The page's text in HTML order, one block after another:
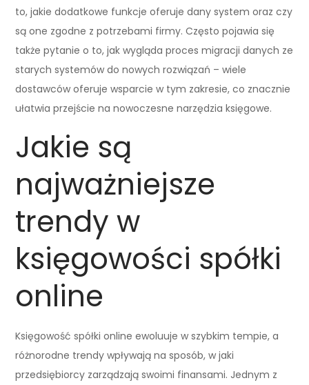
to, jakie dodatkowe funkcje oferuje dany system oraz czy
są one zgodne z potrzebami firmy. Często pojawia się
także pytanie o to, jak wygląda proces migracji danych ze
starych systemów do nowych rozwiązań – wiele
dostawców oferuje wsparcie w tym zakresie, co znacznie
ułatwia przejście na nowoczesne narzędzia księgowe.
Jakie są
najważniejsze
trendy w
księgowości spółki
online
Księgowość spółki online ewoluuje w szybkim tempie, a
różnorodne trendy wpływają na sposób, w jaki
przedsiębiorcy zarządzają swoimi finansami. Jednym z